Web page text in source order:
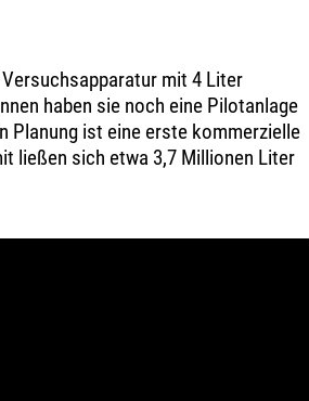
mit 4 Liter
haben sie noch eine Pilotanlage
Planung ist eine erste kommerzielle
ließen sich etwa 3,7 Millionen Liter